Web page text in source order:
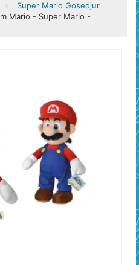
Super Mario Gosedjur
Mario - Super Mario -